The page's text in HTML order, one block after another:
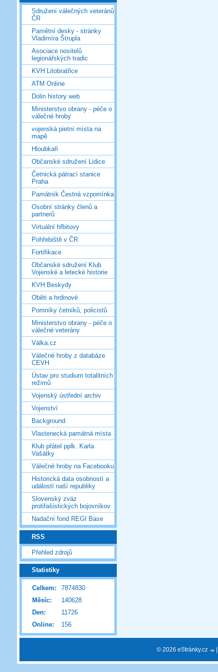
Sdružení válečných veteránů
ČR
Pamětní desky - stránky
Vladimíra Štrupla
Asociace nositelů
legionářských tradic
KVH Litobratřice
ATM Online
Dolin history web
Ministerstvo obrany - péče o
válečné hroby
vojenská pietní místa na
mapě
Hloubkaři
Občanské sdružení Lidice
Četnická pátrací stanice
Praha
Památník Čestná vzpomínka
Osobní stránky členů a
partnerů
Virtuální hřbitovy
Pohřebiště v ČR
Fortifikace
Občanské sdružení Klub
Vojenské a letecké historie
KVH Beskydy
Oběti a hrdinové
Pomníky četníků, policistů
Ministerstvo obrany - péče o
válečné veterány
Válka.cz
Válečné hroby z databáze
CEVH
Ústav pro studium totalitních
režimů
Vojenský ústřední archiv
Vojenství
Background
Vlastenecká památná místa
Klub přátel pplk. Karla
Vašátky
Válečné hroby na Facebooku
Historická data osobností a
událostí naší republiky
Slovenský zväz
protifašistických bojovníkov
Nadační fond REGI Base
RSS
Přehled zdrojů
Statistiky
Online: 156
Celkem:
7874830
Měsíc:
140628
Den:
11726
© 2026 eStránky.cz